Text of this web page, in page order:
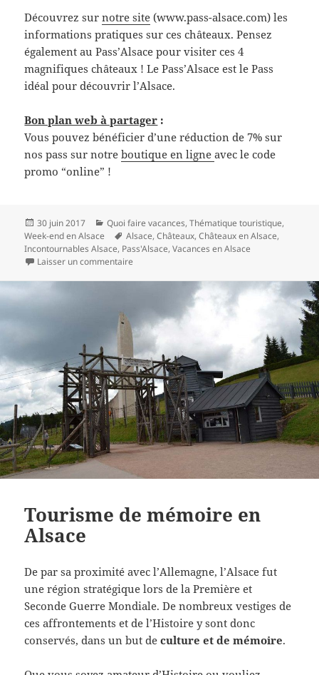
Découvrez surnotre site (www.pass-alsace.com) les
informations pratiques sur ces châteaux. Pensez
également au Pass’Alsace pour visiter ces 4
magnifiques châteaux ! Le Pass’Alsace est le Pass
idéal pour découvrir l’Alsace.
Bon plan web à partager :
Vous pouvez bénéficier d’une réduction de 7% sur
nos pass sur notreboutique en ligneavec le code
promo “online” !
Publié
le
30 juin 2017 Catégories
Quoi faire vacances,Thématique touristique,
Week-end en Alsace
Mots-
clés
Alsace,Châteaux,Châteaux en Alsace,
Incontournables Alsace, Pass'Alsace,Vacances en Alsace
Laisser un commentaire
Tourisme de mémoire en
Alsace
De par sa proximité avec l’Allemagne, l’Alsace fut
une région stratégique lors de la Première et
Seconde Guerre Mondiale. De nombreux vestiges de
ces affrontements et de l’Histoire y sont donc
conservés, dans un but deculture et de mémoire.